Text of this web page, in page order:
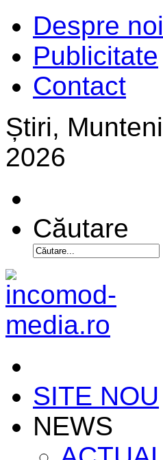
Despre noi
Publicitate
Contact
Știri,
2026
Căutare
SITE NOU
NEWS